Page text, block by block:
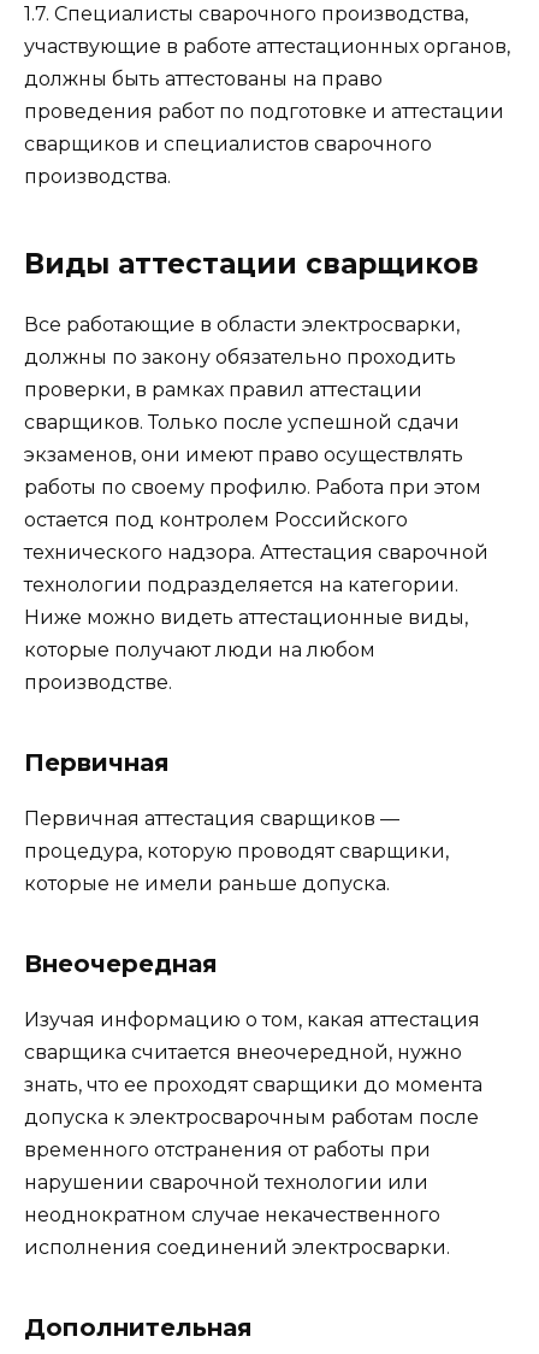
1.7. Специалисты сварочного производства,
участвующие в работе аттестационных органов,
должны быть аттестованы на право
проведения работ по подготовке и аттестации
сварщиков и специалистов сварочного
производства.
Виды аттестации сварщиков
Все работающие в области электросварки,
должны по закону обязательно проходить
проверки, в рамках правил аттестации
сварщиков. Только после успешной сдачи
экзаменов, они имеют право осуществлять
работы по своему профилю. Работа при этом
остается под контролем Российского
технического надзора. Аттестация сварочной
технологии подразделяется на категории.
Ниже можно видеть аттестационные виды,
которые получают люди на любом
производстве.
Первичная
Первичная аттестация сварщиков —
процедура, которую проводят сварщики,
которые не имели раньше допуска.
Внеочередная
Изучая информацию о том, какая аттестация
сварщика считается внеочередной, нужно
знать, что ее проходят сварщики до момента
допуска к электросварочным работам после
временного отстранения от работы при
нарушении сварочной технологии или
неоднократном случае некачественного
исполнения соединений электросварки.
Дополнительная